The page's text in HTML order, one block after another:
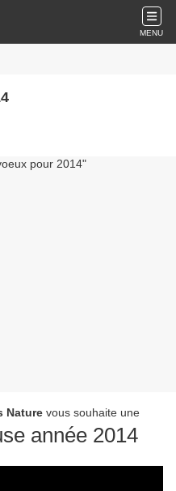
MENU
Nature vous souhaite une
année 2014